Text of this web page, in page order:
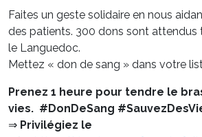
Faites un geste solidaire en nous
des patients. 300 dons sont attendus
le Languedoc.
Mettez « don de sang » dans votre
Prenez 1 heure pour tendre le
vies. #DonDeSang
⇒ Privilégiez le